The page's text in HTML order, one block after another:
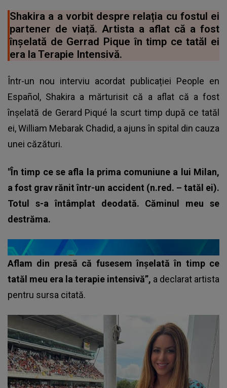
Shakira a a vorbit despre relația cu fostul ei
partener de viață. Artista a aflat că a fost
înșelată de Gerrad Pique în timp ce tatăl ei
era la Terapie Intensivă.
Într-un nou interviu acordat publicației People en
Español, Shakira a mărturisit că a aflat că a fost
înșelată de Gerard Piqué la scurt timp după ce tatăl
ei, William Mebarak Chadid, a ajuns în spital din cauza
unei căzături.
"În timp ce se afla la prima comuniune a lui Milan,
a fost grav rănit într-un accident (n.red. – tatăl ei).
Totul s-a întâmplat deodată. Căminul meu se
destrăma.
Aflam din presă că fusesem înșelată în timp ce
tatăl meu era la terapie intensivă”, a declarat artista
pentru sursa citată.